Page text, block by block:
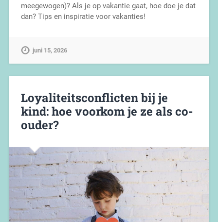
meegewogen)? Als je op vakantie gaat, hoe doe je dat
dan? Tips en inspiratie voor vakanties!
juni 15, 2026
Loyaliteitsconflicten bij je
kind: hoe voorkom je ze als co-
ouder?